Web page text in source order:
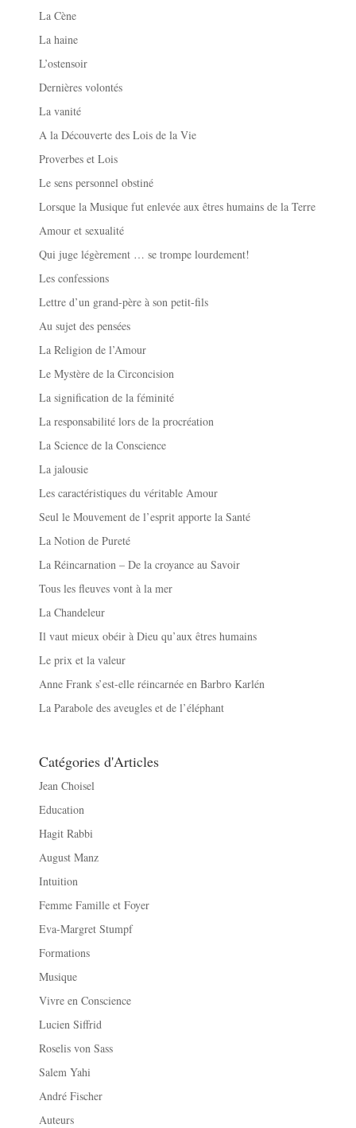
La Cène
La haine
L’ostensoir
Dernières volontés
La vanité
A la Découverte des Lois de la Vie
Proverbes et Lois
Le sens personnel obstiné
Lorsque la Musique fut enlevée aux êtres humains de la Terre
Amour et sexualité
Qui juge légèrement … se trompe lourdement!
Les confessions
Lettre d’un grand-père à son petit-fils
Au sujet des pensées
La Religion de l’Amour
Le Mystère de la Circoncision
La signification de la féminité
La responsabilité lors de la procréation
La Science de la Conscience
La jalousie
Les caractéristiques du véritable Amour
Seul le Mouvement de l’esprit apporte la Santé
La Notion de Pureté
La Réincarnation – De la croyance au Savoir
Tous les fleuves vont à la mer
La Chandeleur
Il vaut mieux obéir à Dieu qu’aux êtres humains
Le prix et la valeur
Anne Frank s’est-elle réincarnée en Barbro Karlén
La Parabole des aveugles et de l’éléphant
Catégories d'Articles
Jean Choisel
Education
Hagit Rabbi
August Manz
Intuition
Femme Famille et Foyer
Eva-Margret Stumpf
Formations
Musique
Vivre en Conscience
Lucien Siffrid
Roselis von Sass
Salem Yahi
André Fischer
Auteurs